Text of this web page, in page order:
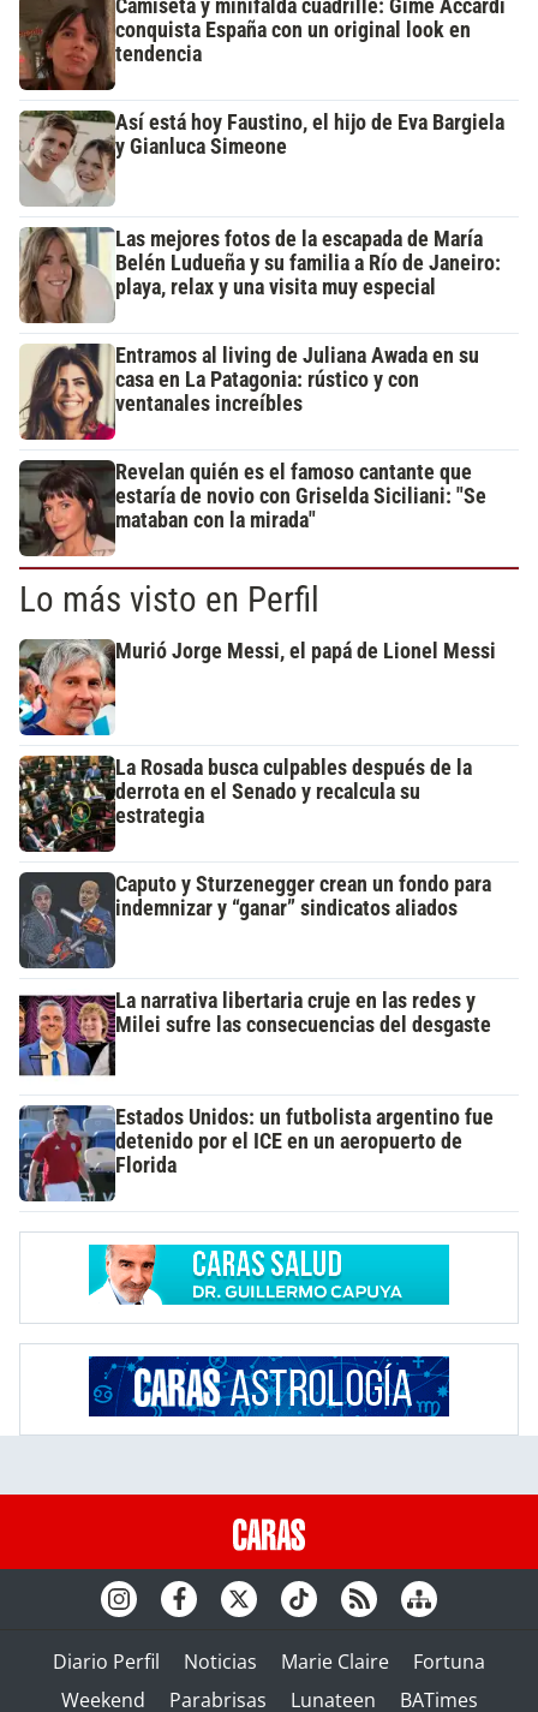
Camiseta y minifalda cuadrillé: Gime Accardi
conquista España con un original look en
tendencia
Así está hoy Faustino, el hijo de Eva Bargiela
y Gianluca Simeone
Las mejores fotos de la escapada de María
Belén Ludueña y su familia a Río de Janeiro:
playa, relax y una visita muy especial
Entramos al living de Juliana Awada en su
casa en La Patagonia: rústico y con
ventanales increíbles
Revelan quién es el famoso cantante que
estaría de novio con Griselda Siciliani: "Se
mataban con la mirada"
Lo más visto en Perfil
Murió Jorge Messi, el papá de Lionel Messi
La Rosada busca culpables después de la
derrota en el Senado y recalcula su
estrategia
Caputo y Sturzenegger crean un fondo para
indemnizar y “ganar” sindicatos aliados
La narrativa libertaria cruje en las redes y
Milei sufre las consecuencias del desgaste
Estados Unidos: un futbolista argentino fue
detenido por el ICE en un aeropuerto de
Florida
Diario Perfil Noticias Marie Claire
Fortuna
Weekend
Parabrisas Lunateen BATimes